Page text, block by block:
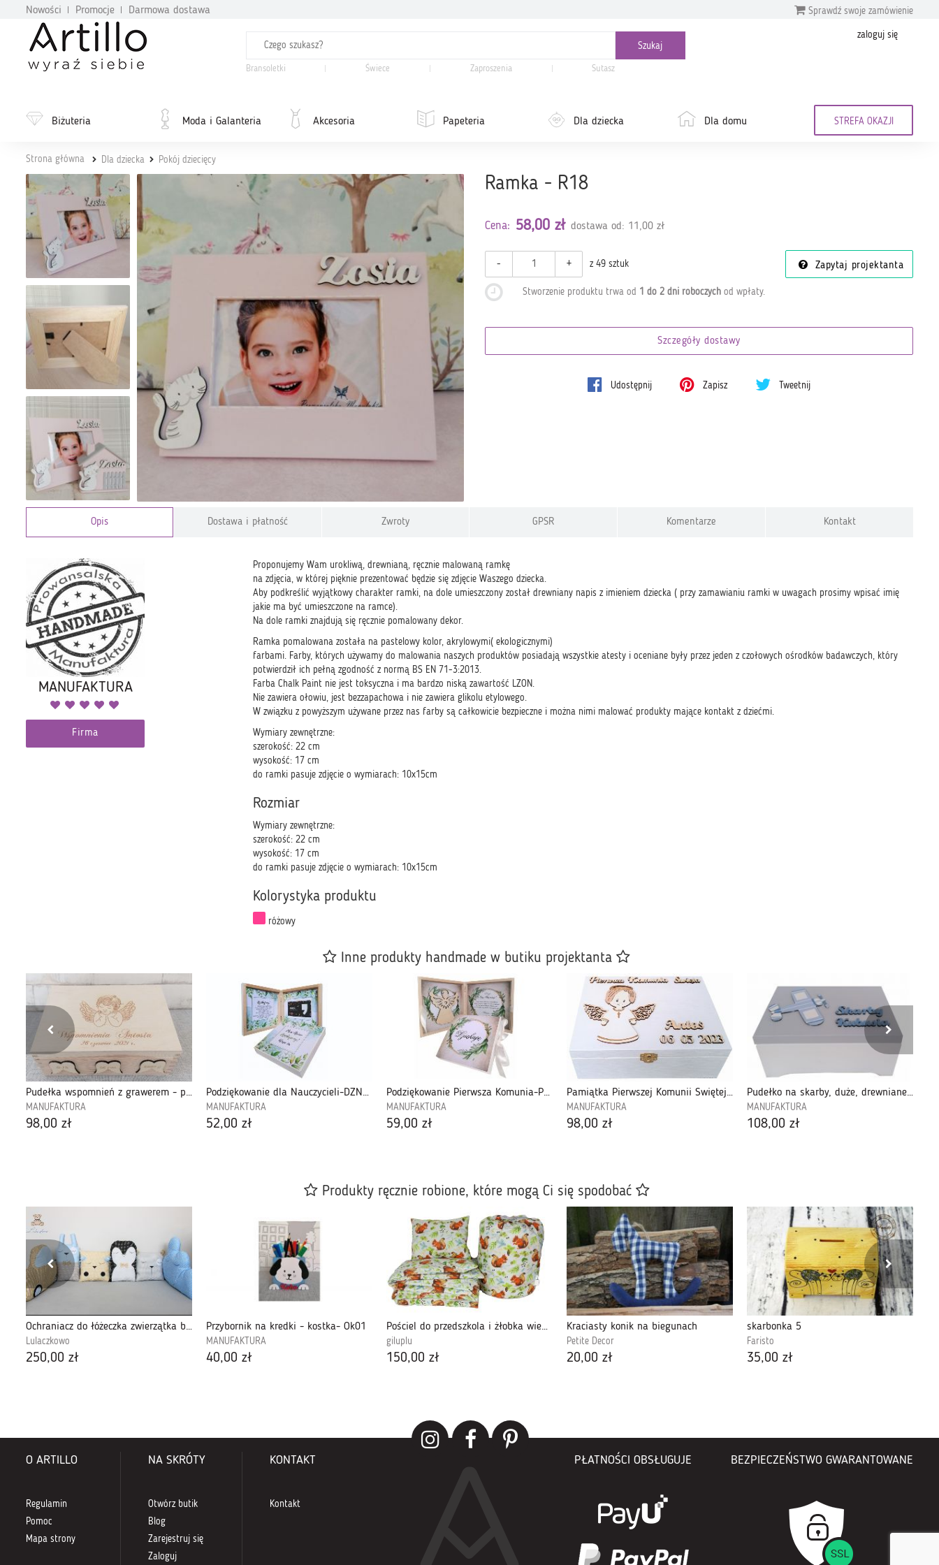
Nowości Promocje Darmowa dostawa Sprawdź swoje zamówienie
Bransoletki Świece Zaproszenia Sutasz
zaloguj się
Biżuteria Moda i Galanteria Akcesoria Papeteria Dla dziecka Dla domu STREFA OKAZJI
Strona główna Dla dziecka Pokój dziecięcy
Ramka - R18
Cena: 58,00 zł dostawa od: 11,00 zł
- + z 49 sztuk Zapytaj projektanta
Stworzenie produktu trwa od 1 do 2 dni roboczychod wpłaty.
Szczegóły dostawy
Udostępnij Zapisz Tweetnij
Opis Dostawa i płatność Zwroty GPSR Komentarze Kontakt
Proponujemy Wam urokliwą, drewnianą, ręcznie malowaną ramkę
na zdjęcia, w której pięknie prezentować będzie się zdjęcie Waszego dziecka.
Aby podkreślić wyjątkowy charakter ramki, na dole umieszczony został drewniany napis z imieniem dziecka ( przy zamawianiu ramki w uwagach prosimy wpisać imię
jakie ma być umieszczone na ramce).
Na dole ramki znajdują się ręcznie pomalowany dekor.
Ramka pomalowana została na pastelowy kolor, akrylowymi( ekologicznymi)
farbami. Farby, których używamy do malowania naszych produktów posiadają wszystkie atesty i oceniane były przez jeden z czołowych ośrodków badawczych, który
potwierdził ich pełną zgodność z normą BS EN 71-3:2013.
Farba Chalk Paint nie jest toksyczna i ma bardzo niską zawartość LZON.
Nie zawiera ołowiu, jest bezzapachowa i nie zawiera glikolu etylowego.
W związku z powyższym używane przez nas farby są całkowicie bezpieczne i można nimi malować produkty mające kontakt z dziećmi.
Wymiary zewnętrzne:
szerokość: 22 cm
wysokość: 17 cm
do ramki pasuje zdjęcie o wymiarach: 10x15cm
Rozmiar
Wymiary zewnętrzne:
szerokość: 22 cm
wysokość: 17 cm
do ramki pasuje zdjęcie o wymiarach: 10x15cm
Kolorystyka produktu
różowy
MANUFAKTURA
Firma
Inne produkty handmade w butiku projektanta
Pudełka wspomnień z grawerem - pwg04
MANUFAKTURA
98,00 zł
Podziękowanie dla Nauczycieli-DZN03
MANUFAKTURA
52,00 zł
Podziękowanie Pierwsza Komunia-PKZ05
MANUFAKTURA
59,00 zł
Pamiątka Pierwszej Komunii Świętej, Pudełko Komunijne-KBP11
MANUFAKTURA
98,00 zł
Pudełko na skarby, duże, drewniane - Ps101
MANUFAKTURA
108,00 zł
Produkty ręcznie robione, które mogą Ci się spodobać
Ochraniacz do łóżeczka zwierzątka beż-błę-sza
Lulaczkowo
250,00 zł
Przybornik na kredki - kostka- Ok01
MANUFAKTURA
40,00 zł
Pościel do przedszkola i żłobka wiewiórki wyprawka
giluplu
150,00 zł
Kraciasty konik na biegunach
Petite Decor
20,00 zł
skarbonka 5
Faristo
35,00 zł
O ARTILLO
Regulamin
Pomoc
Mapa strony
NA SKRÓTY
Otwórz butik
Blog
Zarejestruj się
Zaloguj
KONTAKT
Kontakt
PŁATNOŚCI OBSŁUGUJE BEZPIECZEŃSTWO GWARANTOWANE